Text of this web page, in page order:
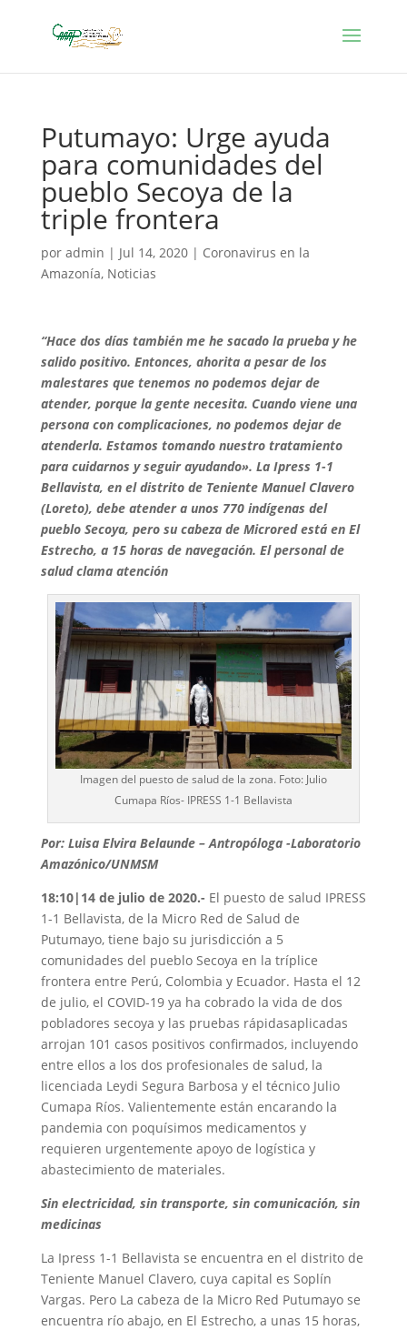
Putumayo: Urge ayuda
para comunidades del
pueblo Secoya de la
triple frontera
por admin | Jul 14, 2020| Coronavirus en la
Amazonía, Noticias
“Hace dos días también me he sacado la prueba y he
salido positivo. Entonces, ahorita a pesar de los
malestares que tenemos no podemos dejar de
atender, porque la gente necesita. Cuando viene una
persona con complicaciones, no podemos dejar de
atenderla. Estamos tomando nuestro tratamiento
para cuidarnos y seguir ayudando». La Ipress 1-1
Bellavista, en el distrito de Teniente Manuel Clavero
(Loreto), debe atender a unos 770 indígenas del
pueblo Secoya, pero su cabeza de Microred está en El
Estrecho, a 15 horas de navegación. El personal de
salud clama atención
Imagen del puesto de salud de la zona. Foto: Julio
Cumapa Ríos- IPRESS 1-1 Bellavista
Por: Luisa Elvira Belaunde – Antropóloga -Laboratorio
Amazónico/UNMSM
18:10|14 de julio de 2020.- El puesto de salud IPRESS
1-1 Bellavista, de la Micro Red de Salud de
Putumayo, tiene bajo su jurisdicción a 5
comunidades del pueblo Secoya en la tríplice
frontera entre Perú, Colombia y Ecuador. Hasta el 12
de julio, el COVID-19 ya ha cobrado la vida de dos
pobladores secoya y las pruebas rápidasaplicadas
arrojan 101 casos positivos confirmados, incluyendo
entre ellos a los dos profesionales de salud, la
licenciada Leydi Segura Barbosa y el técnico Julio
Cumapa Ríos. Valientemente están encarando la
pandemia con poquísimos medicamentos y
requieren urgentemente apoyo de logística y
abastecimiento de materiales.
Sin electricidad, sin transporte, sin comunicación, sin
medicinas
La Ipress 1-1 Bellavista se encuentra en el distrito de
Teniente Manuel Clavero, cuya capital es Soplín
Vargas. Pero La cabeza de la Micro Red Putumayo se
encuentra río abajo, en El Estrecho, a unas 15 horas,